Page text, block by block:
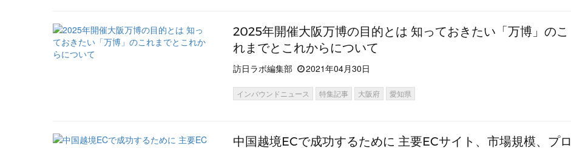
2025年開催大阪万博の目的とは 知っておきたい「万博」のこ
れまでとこれからについて
訪日ラボ編集部 2021年04月30日
インバウンドニュース 特集記事 大阪府 愛知県
中国越境ECで成功するために 主要ECサイト、市場規模、プロ